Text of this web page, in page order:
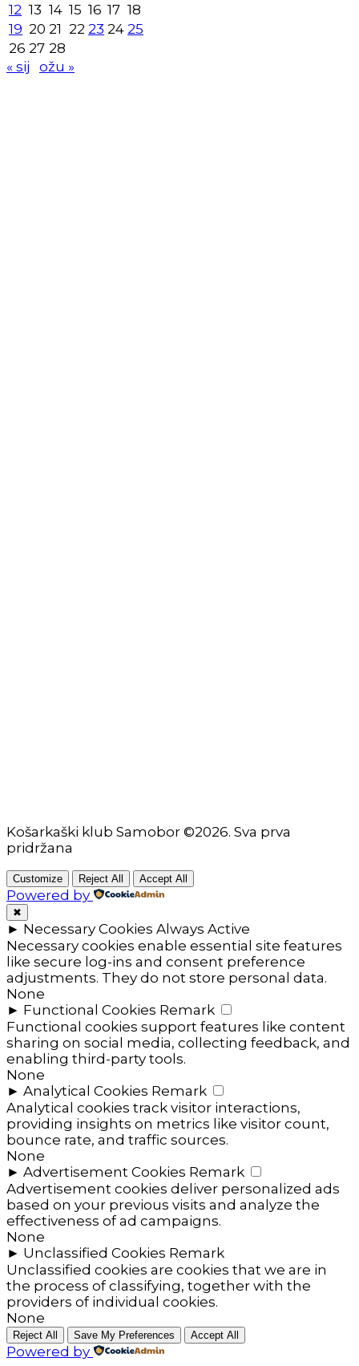
12 13 14 15 16 17 18
19 20 21 22 23 24 25
26 27 28
« sij
ožu »
Košarkaški klub Samobor ©2026. Sva prva
pridržana
Customize Reject All Accept All
Powered by
✖
► Necessary Cookies Always Active
Necessary cookies enable essential site features
like secure log-ins and consent preference
adjustments. They do not store personal data.
None
► Functional Cookies Remark
Functional cookies support features like content
sharing on social media, collecting feedback, and
enabling third-party tools.
None
► Analytical Cookies Remark
Analytical cookies track visitor interactions,
providing insights on metrics like visitor count,
bounce rate, and traffic sources.
None
► Advertisement Cookies Remark
Advertisement cookies deliver personalized ads
based on your previous visits and analyze the
effectiveness of ad campaigns.
None
► Unclassified Cookies Remark
Unclassified cookies are cookies that we are in
the process of classifying, together with the
providers of individual cookies.
None
Reject All Save My Preferences Accept All
Powered by